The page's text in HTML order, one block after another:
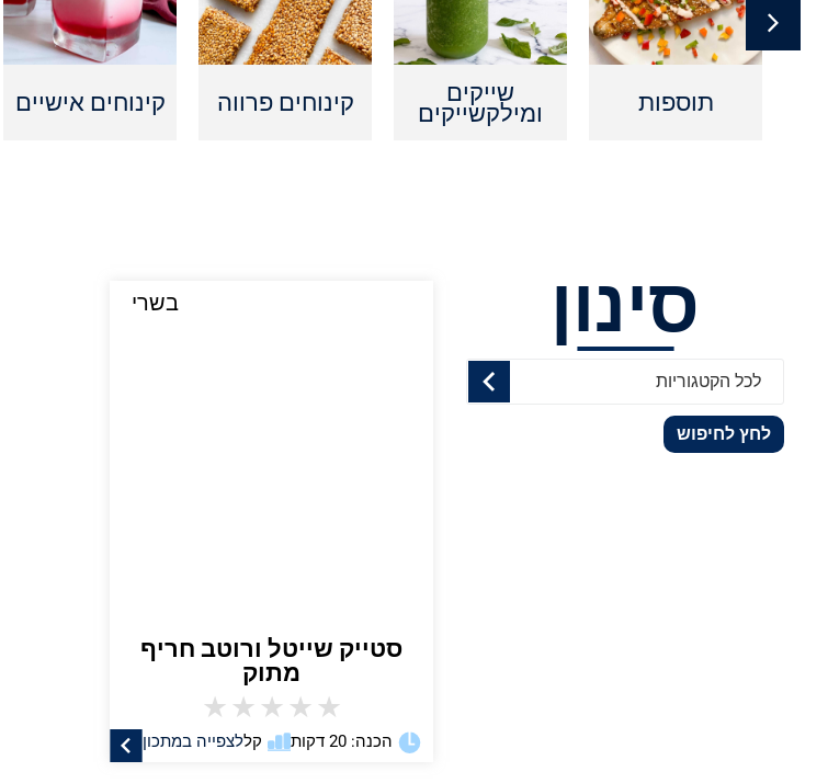
תוספות שייקים
ומילקשייקים קינוחים פרווה קינוחים אישיים
סינון
לכל הקטגוריות
לחץ לחיפוש
בשרי
סטייק שייטל ורוטב חריף
מתוק
★
★
★
★
★
לצפייה במתכון הכנה: 20 דקות קל